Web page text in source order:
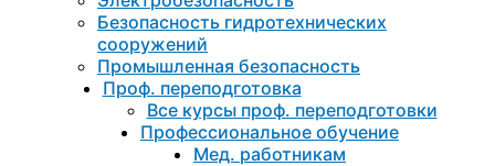
Безопасность гидротехнических
сооружений
Промышленная безопасность
Проф. переподготовка
Все курсы проф. переподготовки
Профессиональное обучение
Мед. работникам